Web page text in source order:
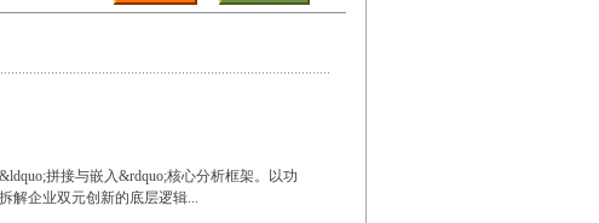
拼接与嵌入&rdquo;核心分析框架。以功
解企业双元创新的底层逻辑...